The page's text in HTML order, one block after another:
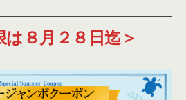
は８月２８日迄＞